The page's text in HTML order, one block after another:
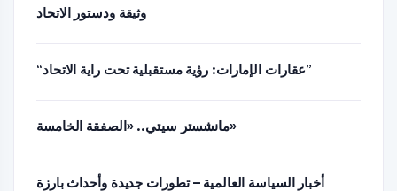
وثيقة ودستور الاتحاد
“عقارات الإمارات: رؤية مستقبلية تحت راية الاتحاد”
مانشستر سيتي.. «الصفقة الخامسة»
أخبار السياسة العالمية – تطورات جديدة وأحداث بارزة